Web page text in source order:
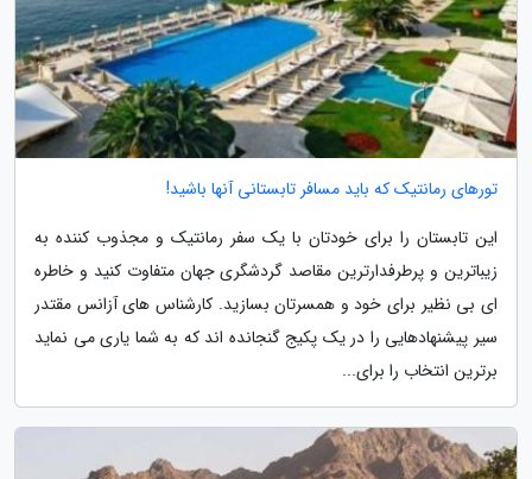
تورهای رمانتیک که باید مسافر تابستانی آنها باشید!
این تابستان را برای خودتان با یک سفر رمانتیک و مجذوب کننده به
زیباترین و پرطرفدارترین مقاصد گردشگری جهان متفاوت کنید و خاطره
ای بی نظیر برای خود و همسرتان بسازید. کارشناس های آزانس مقتدر
سیر پیشنهادهایی را در یک پکیج گنجانده اند که به شما یاری می نماید
برترین انتخاب را برای...